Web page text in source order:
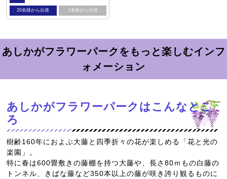
20名様から出発 1名様から出発
あしかがフラワーパークをもっと楽しむインフ
ォメーション
あしかがフラワーパークはこんなとこ
ろ
樹齢160年におよぶ大藤と四季折々の花が楽しめる「花と光の
楽園」。
特に春は600畳敷きの藤棚を持つ大藤や、長さ80ｍもの白藤の
トンネル、きばな藤など350本以上の藤が咲き誇り観るものに